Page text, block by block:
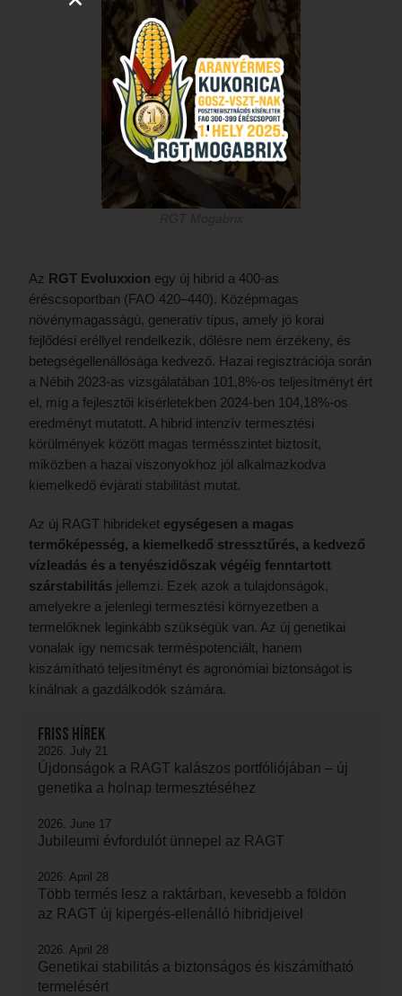
Az RGT Evoluxxion egy új hibrid a 400-as
éréscsoportban (FAO 420–440). Középmagas
növénymagasságú, generatív típus, amely jó korai
fejlődési eréllyel rendelkezik, dőlésre nem érzékeny, és
betegségellenállósága kedvező. Hazai regisztrációja során
a Nébih 2023-as vizsgálatában 101,8%-os teljesítményt ért
el, míg a fejlesztői kísérletekben 2024-ben 104,18%-os
eredményt mutatott. A hibrid intenzív termesztési
körülmények között magas termésszintet biztosít,
miközben a hazai viszonyokhoz jól alkalmazkodva
kiemelkedő évjárati stabilitást mutat.
Az új RAGT hibrideket egységesen a magas
termőképesség, a kiemelkedő stressztűrés, a kedvező
vízleadás és a tenyészidőszak végéig fenntartott
szárstabilitás jellemzi. Ezek azok a tulajdonságok,
amelyekre a jelenlegi termesztési környezetben a
termelőknek leginkább szükségük van. Az új genetikai
vonalak így nemcsak terméspotenciált, hanem
kiszámítható teljesítményt és agronómiai biztonságot is
kínálnak a gazdálkodók számára.
Friss hírek
2026. July 21
Újdonságok a RAGT kalászos portfóliójában – új
genetika a holnap termesztéséhez
2026. June 17
Jubileumi évfordulót ünnepel az RAGT
2026. April 28
Több termés lesz a raktárban, kevesebb a földön
az RAGT új kipergés-ellenálló hibridjeivel
2026. April 28
Genetikai stabilitás a biztonságos és kiszámítható
termelésért